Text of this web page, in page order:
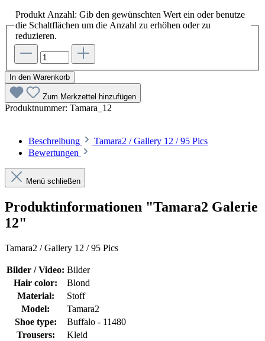
Produkt Anzahl: Gib den gewünschten Wert ein oder benutze
die Schaltflächen um die Anzahl zu erhöhen oder zu
reduzieren.
In den Warenkorb
Zum Merkzettel hinzufügen
Produktnummer: Tamara_12
Beschreibung
Tamara2 / Gallery 12 / 95 Pics
Bewertungen
Menü schließen
Produktinformationen "Tamara2 Galerie
12"
Tamara2 / Gallery 12 / 95 Pics
Bilder / Video: Bilder
Hair color:
Blond
Material:
Stoff
Model:
Tamara2
Shoe type:
Buffalo - 11480
Trousers:
Kleid